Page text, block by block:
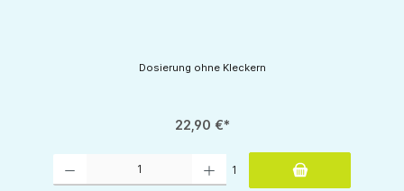
um die Anzahl zu erhöhen oder zu reduzieren.
Dosierung ohne Kleckern
22,90 €*
1